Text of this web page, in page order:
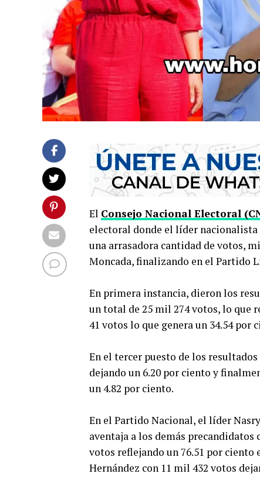
El Consejo Nacional Electoral
electoral donde el líder
una arrasadora cantidad de votos,
Moncada, finalizando en el Partido
En primera instancia, dieron los
un total de 25 mil 274 votos, lo que
41 votos lo que genera un 34.54 por
En el tercer puesto de los
dejando un 6.20 por ciento y
un 4.82 por ciento.
En el Partido Nacional, el líder
aventaja a los demás
votos reflejando un 76.51 por ciento
Hernández con 11 mil 432 votos